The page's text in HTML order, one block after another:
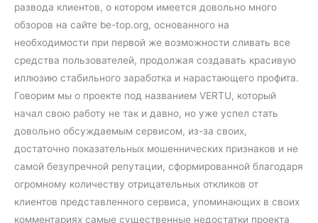
развода клиентов, о котором имеется довольно много
обзоров на сайте be-top.org, основанного на
необходимости при первой же возможности сливать все
средства пользователей, продолжая создавать красивую
иллюзию стабильного заработка и нарастающего профита.
Говорим мы о проекте под названием VERTU, который
начал свою работу не так и давно, но уже успел стать
довольно обсуждаемым сервисом, из-за своих,
достаточно показательных мошеннических признаков и не
самой безупречной репутации, сформированной благодаря
огромному количеству отрицательных откликов от
клиентов представленного сервиса, упоминающих в своих
комментариях самые существенные недостатки проекта